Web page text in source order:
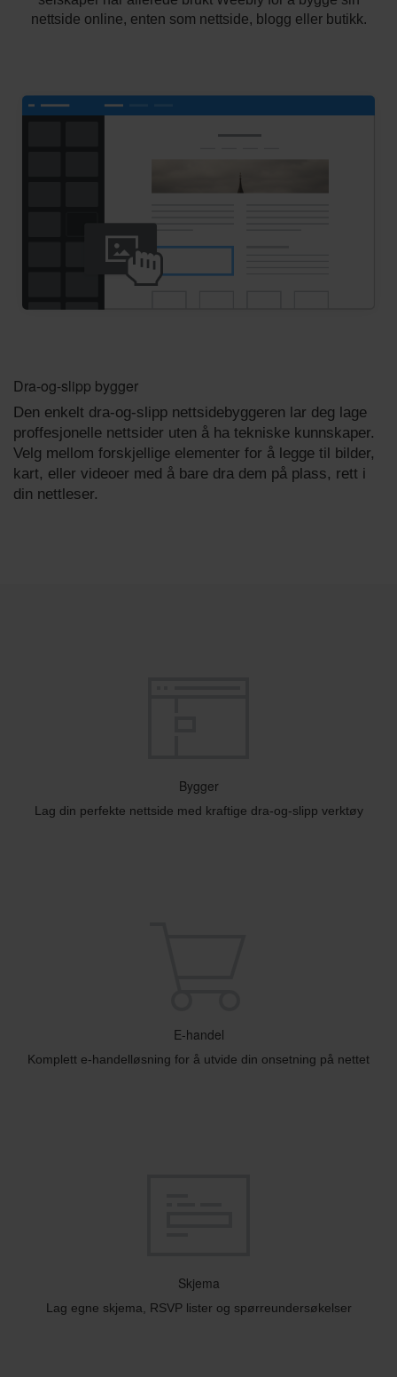
nettside online, enten som nettside, blogg eller butikk.
Dra-og-slipp bygger
Den enkelt dra-og-slipp nettsidebyggeren lar deg lage
proffesjonelle nettsider uten å ha tekniske kunnskaper.
Velg mellom forskjellige elementer for å legge til bilder,
kart, eller videoer med å bare dra dem på plass, rett i
din nettleser.
Bygger
Lag din perfekte nettside med kraftige dra-og-slipp verktøy
E-handel
Komplett e-handelløsning for å utvide din onsetning på nettet
Skjema
Lag egne skjema, RSVP lister og spørreundersøkelser